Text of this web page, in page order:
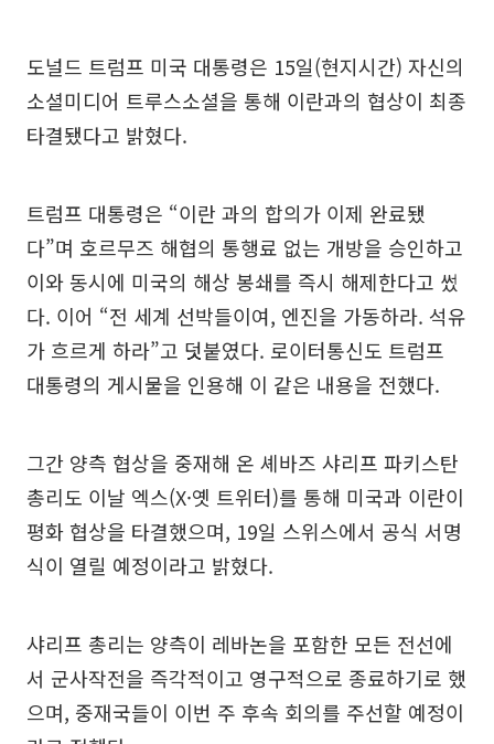
도널드 트럼프 미국 대통령은 15일(현지시간) 자신의
소셜미디어 트루스소셜을 통해 이란과의 협상이 최종
타결됐다고 밝혔다.
트럼프 대통령은 “이란 과의 합의가 이제 완료됐
다”며 호르무즈 해협의 통행료 없는 개방을 승인하고
이와 동시에 미국의 해상 봉쇄를 즉시 해제한다고 썼
다. 이어 “전 세계 선박들이여, 엔진을 가동하라. 석유
가 흐르게 하라”고 덧붙였다. 로이터통신도 트럼프
대통령의 게시물을 인용해 이 같은 내용을 전했다.
그간 양측 협상을 중재해 온 셰바즈 샤리프 파키스탄
총리도 이날 엑스(X·옛 트위터)를 통해 미국과 이란이
평화 협상을 타결했으며, 19일 스위스에서 공식 서명
식이 열릴 예정이라고 밝혔다.
샤리프 총리는 양측이 레바논을 포함한 모든 전선에
서 군사작전을 즉각적이고 영구적으로 종료하기로 했
으며, 중재국들이 이번 주 후속 회의를 주선할 예정이